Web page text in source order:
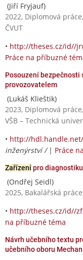
(Jiří Fryjauf)
2022, Diplomová
ČVUT
• http://theses.cz/id//
Práce na příbuzné
Posouzení bezpečnosti
provozovatelem
(Lukáš Klieštik)
2023, Diplomová
VŠB – Technická
• http://
inženýrství / | Práce
Zařízenípro
(Ondřej Seidl)
2025, Bakalářská
• http://theses.cz/id//
na příbuzné téma
Návrh učebního textu
učebního oboru